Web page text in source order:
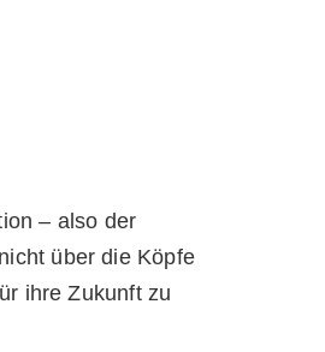
– also der
über die Köpfe
ihre Zukunft zu